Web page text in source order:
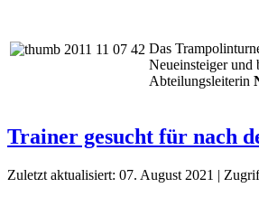
Das
Neueinsteiger und
Abteilungsleiterin
Trainer gesucht für nach
Zuletzt aktualisiert: 07. August 2021 |